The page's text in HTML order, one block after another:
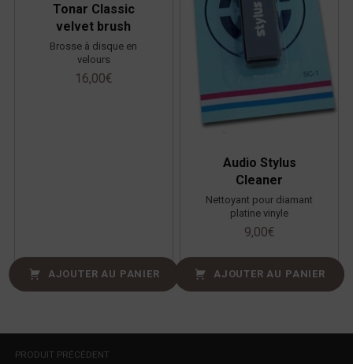
Tonar Classic
velvet brush
Brosse à disque en
velours
16,00€
AJOUTER AU PANIER
Audio Stylus
Cleaner
Nettoyant pour diamant
platine vinyle
9,00€
AJOUTER AU PANIER
Navigation de l’article
PRODUIT PRÉCÉDENT